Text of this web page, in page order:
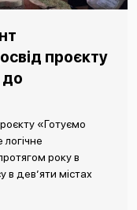
проєкту
до
«Готуємо
року в
в дев’яти містах